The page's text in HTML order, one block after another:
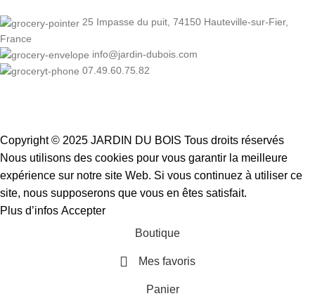
25 Impasse du puit, 74150 Hauteville-sur-Fier,
France
info@jardin-dubois.com
07.49.60.75.82
Copyright © 2025 JARDIN DU BOIS Tous droits réservés
Nous utilisons des cookies pour vous garantir la meilleure
expérience sur notre site Web. Si vous continuez à utiliser ce
site, nous supposerons que vous en êtes satisfait.
Plus d’infos Accepter
Boutique
Mes favoris
Panier